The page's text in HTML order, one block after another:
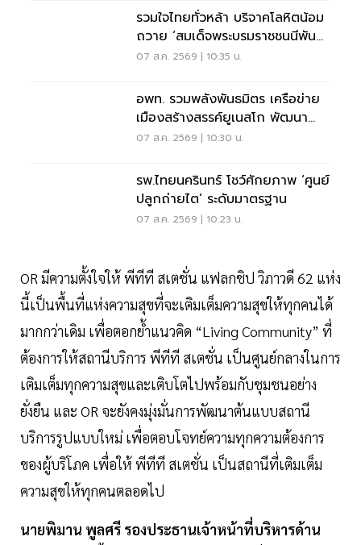
รวมใจไทยทั่วหล้า บริจาคโลหิตน้อม
ถวาย ‘สมเด็จพระบรมราชชนนีพันปี
หลวง’
07 ส.ค. 2569 | 10:35 น.
อพท. รวมพลังพันธมิตร เครือข่าย
เมืองสร้างสรรค์ยูเนสโก พัฒนา
เมืองอย่างยั่งยืน
07 ส.ค. 2569 | 10:30 น.
รพ.ไทยนครินทร์ โชว์ศักยภาพ ‘ศูนย์
ปลูกถ่ายไต’ ระดับมาตรฐาน
07 ส.ค. 2569 | 10:23 น.
OR มีความตั้งใจให้ พีทีที สเตชั่น แฟลกชิป วิภาวดี 62 แห่ง
นี้เป็นพื้นที่แห่งความสุขที่จะเติมเต็มความสุขให้ทุกคนได้
มากกว่าเดิม เพื่อตอกย้ำแนวคิด “Living Community” ที่
ต้องการให้สถานีบริการ พีทีที สเตชั่น เป็นศูนย์กลางในการ
เติมเต็มทุกความสุขและเติบโตไปพร้อมกับชุมชนอย่าง
ยั่งยืน และ OR จะยังคงมุ่งมั่นการพัฒนาต้นแบบสถานี
บริการรูปแบบใหม่ เพื่อตอบโจทย์ความทุกความต้องการ
ของผู้บริโภค เพื่อให้ พีทีที สเตชั่น เป็นสถานีที่เติมเต็ม
ความสุขให้ทุกคนตลอดไป
นายพิมาน พูลศรี รองประธานเจ้าหน้าที่บริหารด้าน